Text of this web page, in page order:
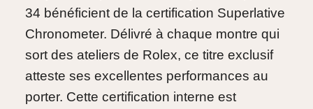
34 bénéficient de la certification Superlative
Chronometer. Délivré à chaque montre qui
sort des ateliers de Rolex, ce titre exclusif
atteste ses excellentes performances au
porter. Cette certification interne est